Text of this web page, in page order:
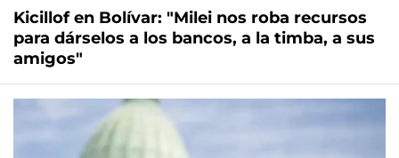
Kicillof en Bolívar: "Milei nos roba recursos
para dárselos a los bancos, a la timba, a sus
amigos"